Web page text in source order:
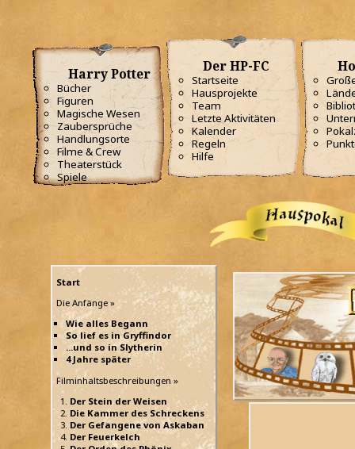
Harry Potter
Bücher
Figuren
Magische Wesen
Zaubersprüche
Handlungsorte
Filme & Crew
Theaterstück
Spiele
Der HP-FC
Startseite
Hausprojekte
Team
Letzte Aktivitäten
Kalender
Regeln
Hilfe
Start
Die Anfänge »
Wie alles Begann
So lief es in Gryffindor
...und so in Slytherin
4 Jahre später
Filminhaltsbeschreibungen »
Der Stein der Weisen
Die Kammer des Schreckens
Der Gefangene von Askaban
Der Feuerkelch